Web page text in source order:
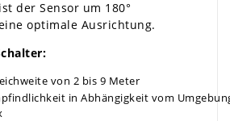
der Sensor um 180°
optimale Ausrichtung.
von 2 bis 9 Meter
in Abhängigkeit vom